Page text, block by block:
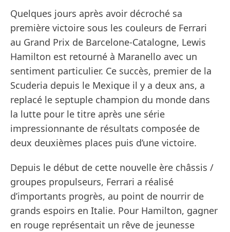
Quelques jours après avoir décroché sa
première victoire sous les couleurs de Ferrari
au Grand Prix de Barcelone-Catalogne, Lewis
Hamilton est retourné à Maranello avec un
sentiment particulier. Ce succès, premier de la
Scuderia depuis le Mexique il y a deux ans, a
replacé le septuple champion du monde dans
la lutte pour le titre après une série
impressionnante de résultats composée de
deux deuxièmes places puis d’une victoire.
Depuis le début de cette nouvelle ère châssis /
groupes propulseurs, Ferrari a réalisé
d’importants progrès, au point de nourrir de
grands espoirs en Italie. Pour Hamilton, gagner
en rouge représentait un rêve de jeunesse